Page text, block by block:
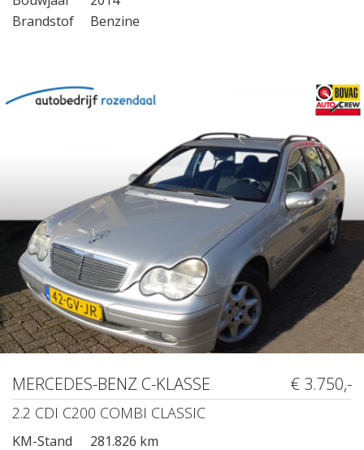
Brandstof
Benzine
MERCEDES-BENZ C-KLASSE € 3.750,-
2.2 CDI C200 COMBI CLASSIC
KM-Stand
281.826 km